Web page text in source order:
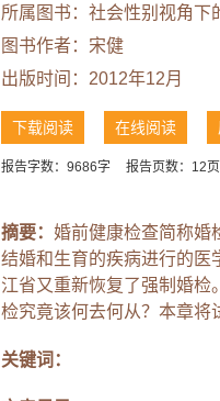
所属图书： 社会性别视角下
图书作者： 宋健
出版时间：2012年12月
下载阅读 在线阅读
报告字数：9686字 报告页数：12页
摘要： 婚前健康检查简称婚
结婚和生育的疾病进行的医
江省又重新恢复了强制婚检
检究竟该何去何从？本章将
关键词：